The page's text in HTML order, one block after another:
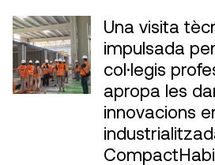
Una visita
impulsada
col·legis
apropa les
innovacions